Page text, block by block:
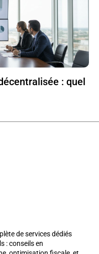
: quel
de services dédiés
: conseils en